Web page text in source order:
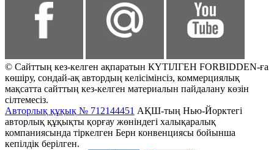
© Сайттың кез-келген ақпаратын КҮТІЛГЕН FORBIDDEN-ға
көшіру, сондай-ақ автордың келісімінсіз, коммерциялық
мақсатта сайттың кез-келген материалын пайдалану көзін
сілтемесіз.
Авторлық құқық № 712144451 АҚШ-тың Нью-Йорктегі
авторлық құқықты қорғау жөніндегі халықаралық
компаниясында тіркелген Берн конвенциясы бойынша
кепілдік берілген.